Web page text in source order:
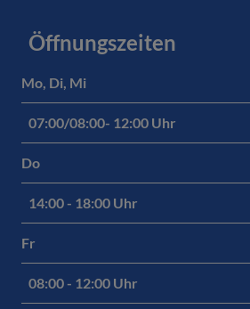
Öffnungszeiten
Mo, Di, Mi
07:00/08:00- 12:00 Uhr
Do
14:00 - 18:00 Uhr
Fr
08:00 - 12:00 Uhr